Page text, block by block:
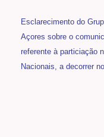
Esclarecimento do
Açores sobre o
referente à particiação
Nacionais, a decorrer